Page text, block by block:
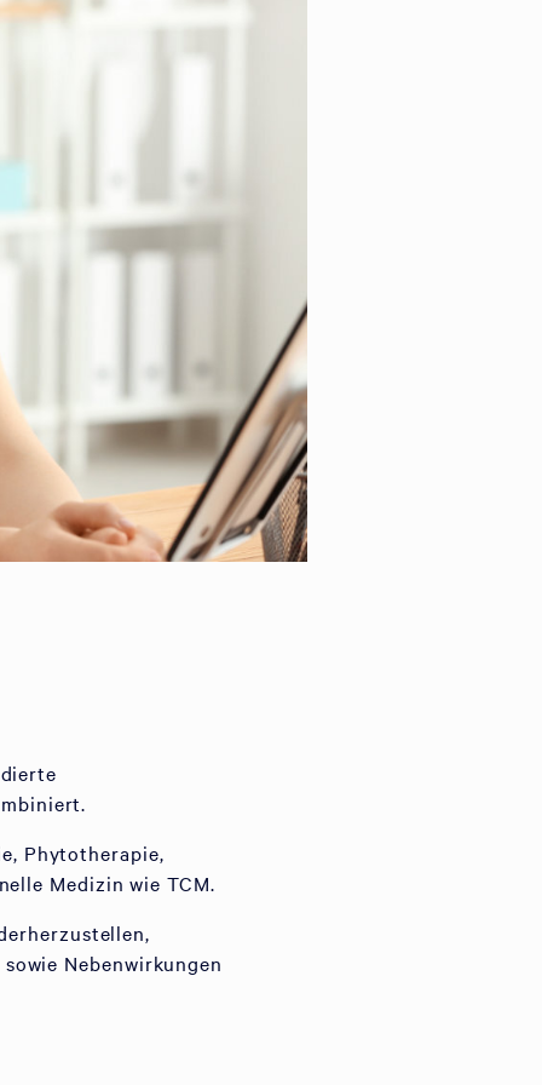
Phytotherapie,
Medizin wie TCM.
Nebenwirkungen